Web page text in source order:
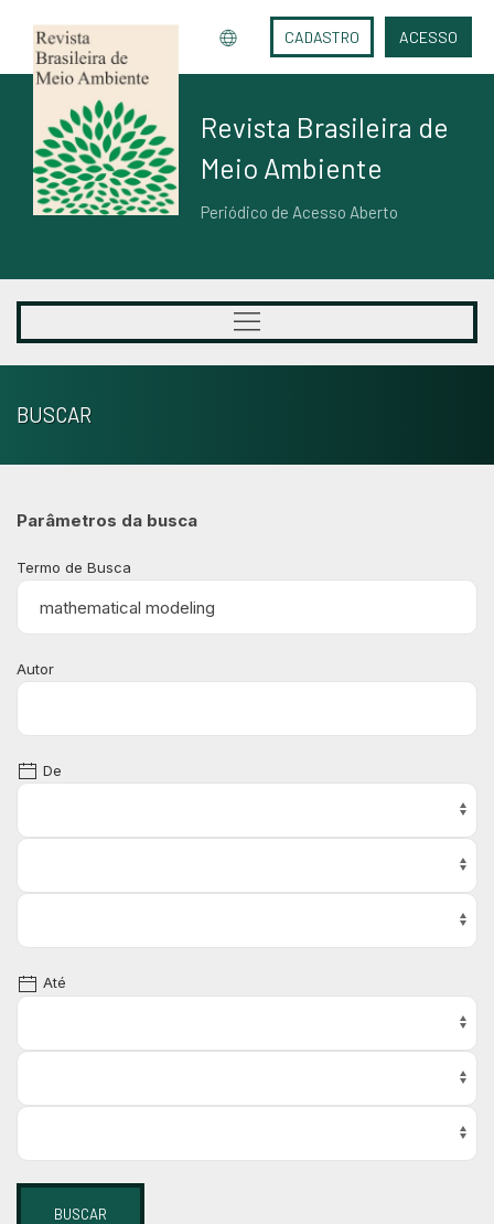
CADASTRO ACESSO
Revista Brasileira de
Meio Ambiente
Periódico de Acesso Aberto
BUSCAR
Parâmetros da busca
Termo de Busca
Autor
De
Até
BUSCAR